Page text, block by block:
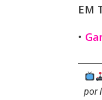
EM
•
por